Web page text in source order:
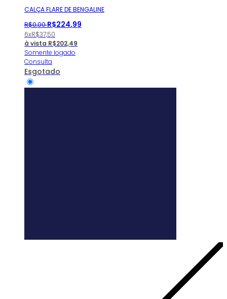
CALÇA FLARE DE BENGALINE
R$0,00 R$224,99
6xR$37,50
à vista R$202,49
Somente logado
Consulta
Esgotado